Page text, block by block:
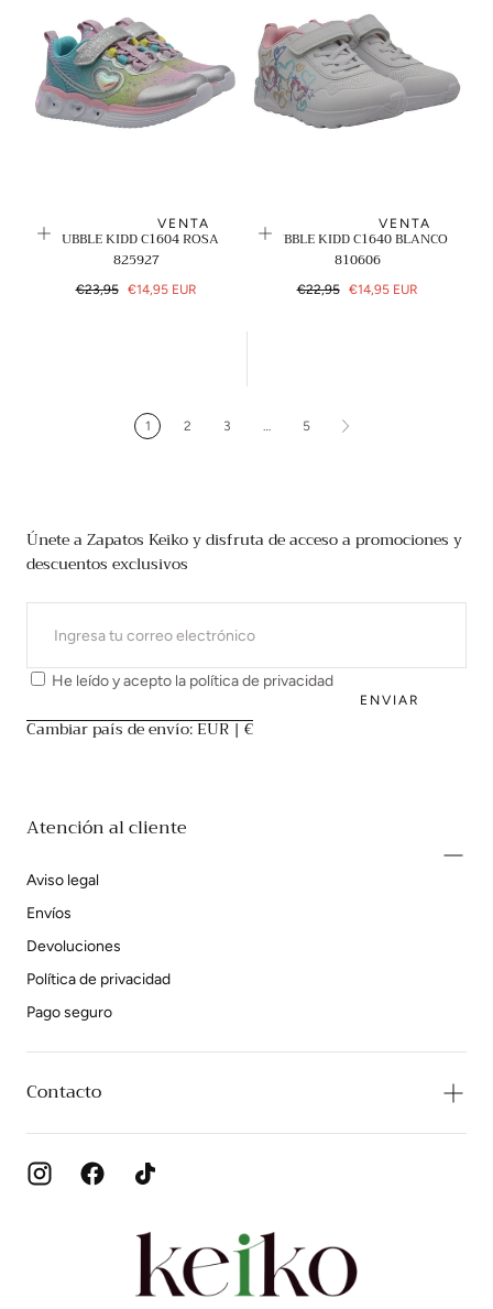
VENTA
BUBBLE KIDD C1604 ROSA
825927
Precio
€23,95
Precio
€14,95 EUR
VENTA
BUBBLE KIDD C1640 BLANCO
810606
Precio
€22,95
Precio
€14,95 EUR
1 2 3 … 5
Únete a Zapatos Keiko y disfruta de acceso a promociones y
descuentos exclusivos
CORREO
He leído y acepto la política de privacidad
ENVIAR
Cambiar país de envío: EUR | €
Atención al cliente
Aviso legal
Envíos
Devoluciones
Política de privacidad
Pago seguro
Contacto